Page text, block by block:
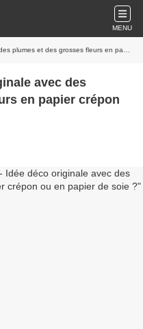
MENU
fleurs en papier crépon ou en papier de soie ?
avec des
en papier crépon